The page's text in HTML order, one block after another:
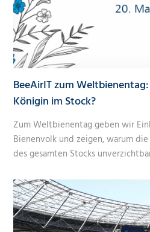
BeeAirIT zum
Königin im Stock?
Zum Weltbienentag geben wir
Bienenvolk und zeigen, warum
des gesamten Stocks